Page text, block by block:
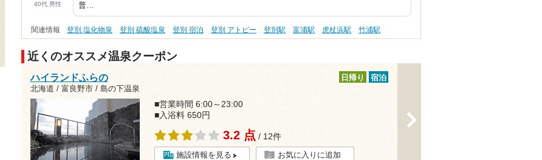
40代 男性
普…
関連情報 登別 塩化物泉 登別 硫酸塩泉 登別 宿泊 登別 アトピー 登別駅 富浦駅 虎杖浜駅 竹浦駅
近くのオススメ温泉クーポン
ハイランドふらの
北海道 / 富良野市 / 島の下温泉
日帰り 宿泊
■営業時間 6:00～23:00
■入浴料 650円
3.2 点 / 12件
施設情報を見る お気に入りに追加